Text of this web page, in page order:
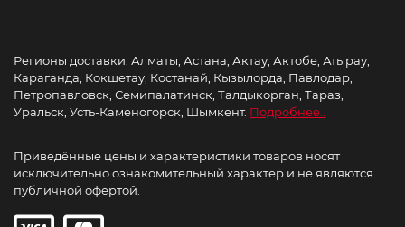
Регионы доставки: Алматы, Астана, Актау, Актобе, Атырау,
Караганда, Кокшетау, Костанай, Кызылорда, Павлодар,
Петропавловск, Семипалатинск, Талдыкорган, Тараз,
Уральск, Усть-Каменогорск, Шымкент. Подробнее..
Приведённые цены и характеристики товаров носят
исключительно ознакомительный характер и не являются
публичной офертой.